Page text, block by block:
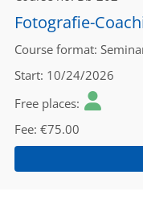
Fotografie-
Course format
Start 10/24/2026
Free places
Fee €75.00